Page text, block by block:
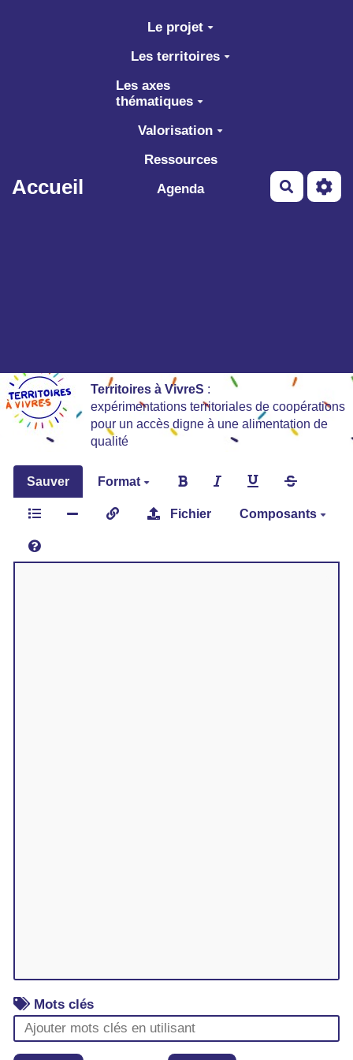
Aller au contenu principal
Accueil
Le projet
Les territoires
Les axes
thématiques
Valorisation
Ressources
Agenda
Territoires à VivreS :
expérimentations territoriales de coopérations
pour un accès digne à une alimentation de
qualité
Sauver Format
Fichier Composants
Mots clés